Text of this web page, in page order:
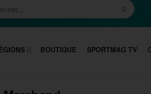
BOUTIQUE SPORTMAG TV